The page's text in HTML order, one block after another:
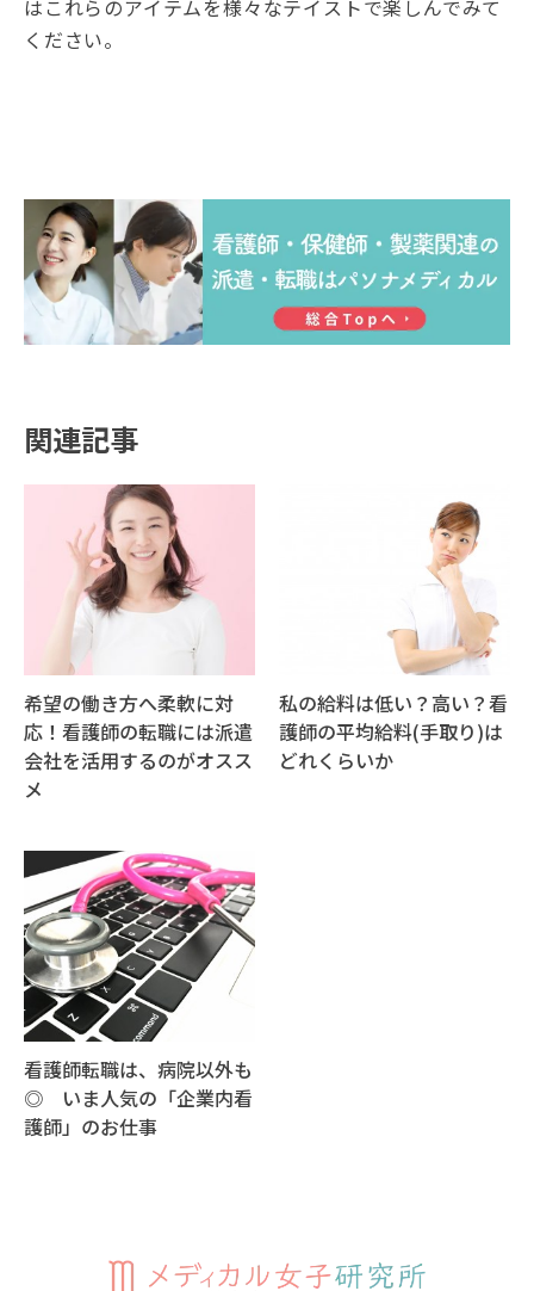
はこれらのアイテムを様々なテイストで楽しんでみて
ください。
関連記事
希望の働き方へ柔軟に対
応！看護師の転職には派遣
会社を活用するのがオスス
メ
私の給料は低い？高い？看
護師の平均給料(手取り)は
どれくらいか
看護師転職は、病院以外も
◎ いま人気の「企業内看
護師」のお仕事